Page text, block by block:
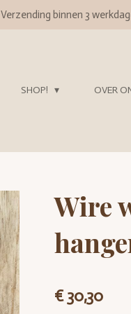
Verzending binnen 3
SHOP! OVER
Wire
€ 30,30